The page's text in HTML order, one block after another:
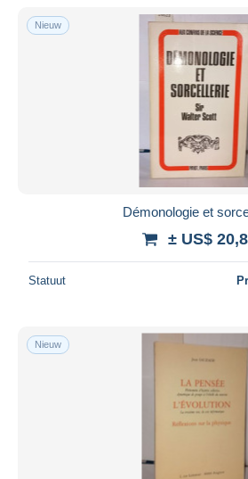
Alleen met korting
Gratis levering
Bankoverschrijving
Mastercard
iDeal
Maestro
Nieuw
Démonologie et
± US$
Statuut
Nieuw